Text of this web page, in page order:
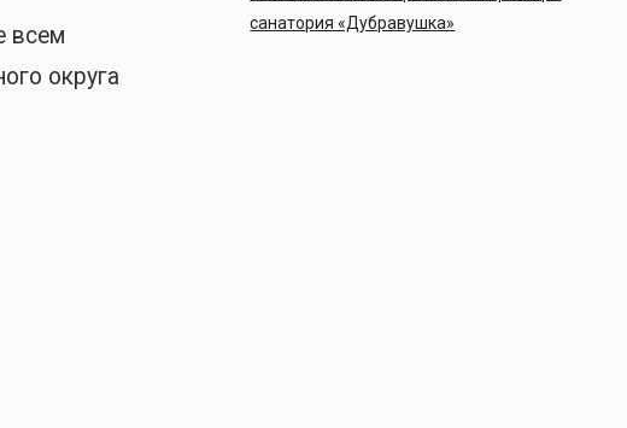
всем
округа
санатория «Дубравушка»